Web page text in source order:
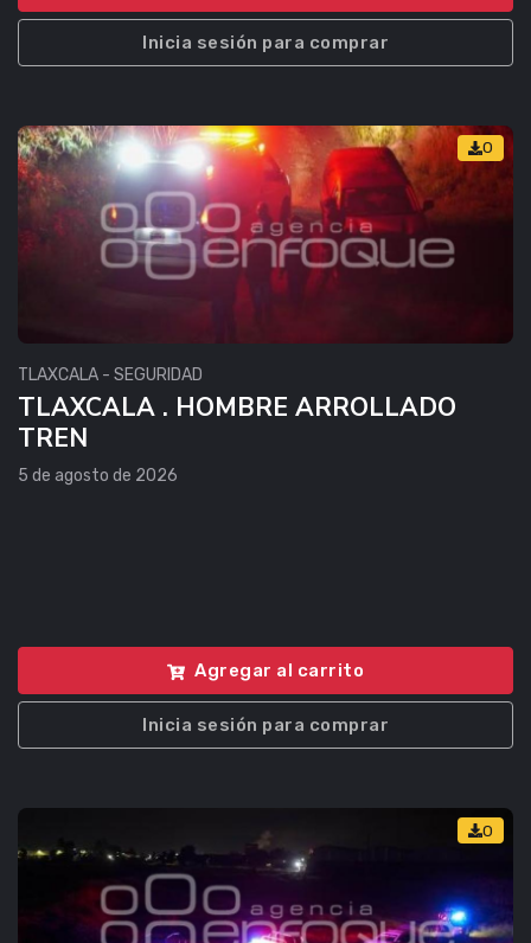
Inicia sesión para comprar
0
TLAXCALA - SEGURIDAD
TLAXCALA . HOMBRE ARROLLADO
TREN
5 de agosto de 2026
Agregar al carrito
Inicia sesión para comprar
0